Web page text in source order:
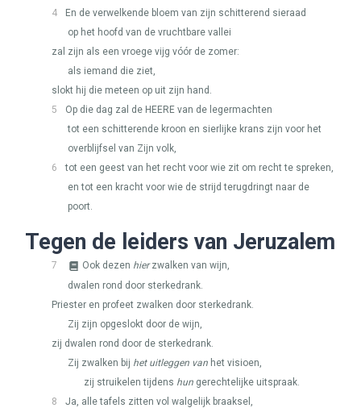
4
En de verwelkende bloem van zijn schitterend sieraad
op het hoofd van de vruchtbare vallei
zal zijn als een vroege vijg vóór de zomer:
als iemand die ziet,
slokt hij die meteen op uit zijn hand.
5
Op die dag zal de HEERE van de legermachten
tot een schitterende kroon en sierlijke krans zijn voor het
overblijfsel van Zijn volk,
6
tot een geest van het recht voor wie zit om recht te spreken,
en tot een kracht voor wie de strijd terugdringt naar de
poort.
Tegen de leiders van Jeruzalem
7 Ook dezen hierzwalken van wijn,
dwalen rond door sterkedrank.
Priester en profeet zwalken door sterkedrank.
Zij zijn opgeslokt door de wijn,
zij dwalen rond door de sterkedrank.
Zij zwalken bij het uitleggen van het visioen,
zij struikelen tijdens hun gerechtelijke uitspraak.
8
Ja, alle tafels zitten vol walgelijk braaksel,